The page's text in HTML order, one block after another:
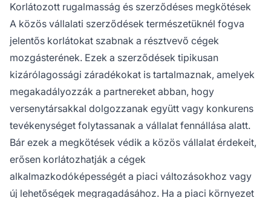
Korlátozott rugalmasság és szerződéses megkötések
A közös vállalati szerződések természetüknél fogva
jelentős korlátokat szabnak a résztvevő cégek
mozgásterének. Ezek a szerződések tipikusan
kizárólagossági záradékokat is tartalmaznak, amelyek
megakadályozzák a partnereket abban, hogy
versenytársakkal dolgozzanak együtt vagy konkurens
tevékenységet folytassanak a vállalat fennállása alatt.
Bár ezek a megkötések védik a közös vállalat érdekeit,
erősen korlátozhatják a cégek
alkalmazkodóképességét a piaci változásokhoz vagy
új lehetőségek megragadásához. Ha a piaci környezet